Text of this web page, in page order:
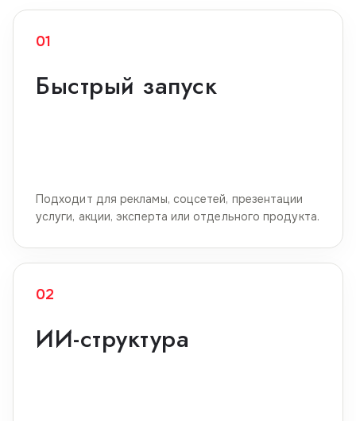
01
Быстрый запуск
Подходит для рекламы, соцсетей, презентации
услуги, акции, эксперта или отдельного продукта.
02
ИИ-структура